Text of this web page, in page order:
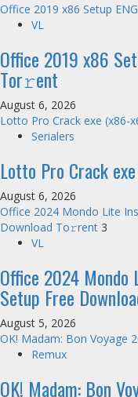
Office 2019 x86 Setup
VL
Office 2019 x86
Tоr𝚛ent
August 6, 2026
Lotto Pro Crack exe (x86-
Serialers
Lotto Pro Crack
August 6, 2026
Office 2024 Mondo Lite
Download To𝚛rent 3
VL
Office 2024 Mondo
Setup Frее
August 5, 2026
OK! Madam: Bon Voyage
Remux
OK! Madam: Bon